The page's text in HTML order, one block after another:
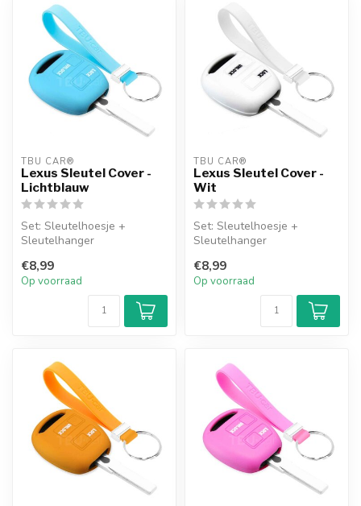
TBU CAR®
Lexus Sleutel Cover -
Lichtblauw
Set: Sleutelhoesje +
Sleutelhanger
€8,99
Op voorraad
TBU CAR®
Lexus Sleutel Cover -
Wit
Set: Sleutelhoesje +
Sleutelhanger
€8,99
Op voorraad